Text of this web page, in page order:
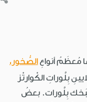
مُعظَمُ أنواعِ الصُّخور،
بِلَّوراتِ الكْوارتْز
بِلَّورات. بعضُ